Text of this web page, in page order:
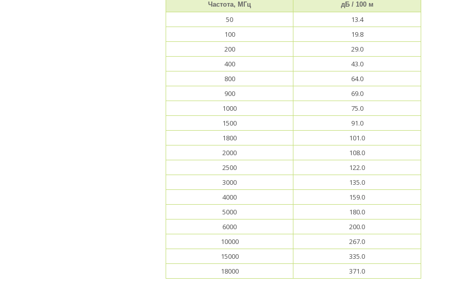
Частота, МГц дБ / 100 м
50
13.4
100
19.8
200
29.0
400
43.0
800
64.0
900
69.0
1000
75.0
1500
91.0
1800
101.0
2000
108.0
2500
122.0
3000
135.0
4000
159.0
5000
180.0
6000
200.0
10000
267.0
15000
335.0
18000
371.0